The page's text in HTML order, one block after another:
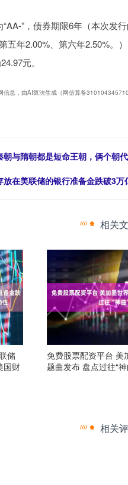
”，债券期限6年（本次发
五年2.00%、第六年2.50%。
元。
信息，由AI算法生成（网信算备
与隋朝都是短命王朝，俩个朝
放在美联储的银行准备金跌破3
相关
储
国财
免费股票配资平台 美
题曲发布 盘点过往“神
相关